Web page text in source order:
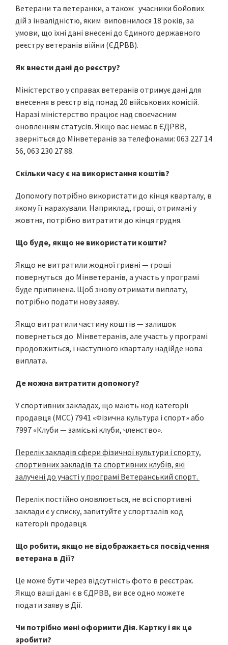
Ветерани та ветеранки, а також учасники бойових
дій з інвалідністю, яким виповнилося 18 років, за
умови, що їхні дані внесені до Єдиного державного
реєстру ветеранів війни (ЄДРВВ).
Як внести дані до реєстру?
Міністерство у справах ветеранів отримує дані для
внесення в реєстр від понад 20 військових комісій.
Наразі міністерство працює над своєчасним
оновленням статусів. Якщо вас немає в ЄДРВВ,
зверніться до Мінветеранів за телефонами: 063 227 14
56, 063 230 27 88.
Скільки часу є на використання коштів?
Допомогу потрібно використати до кінця кварталу, в
якому її нарахували. Наприклад, гроші, отримані у
жовтня, потрібно витратити до кінця грудня.
Що буде, якщо не використати кошти?
Якщо не витратили жодної гривні — гроші
повернуться до Мінветеранів, а участь у програмі
буде припинена. Щоб знову отримати виплату,
потрібно подати нову заяву.
Якщо витратили частину коштів — залишок
повернеться до Мінветеранів, але участь у програмі
продовжиться, і наступного кварталу надійде нова
виплата.
Де можна витратити допомогу?
У спортивних закладах, що мають код категорії
продавця (МСС) 7941 «Фізична культура і спорт» або
7997 «Клуби — заміські клуби, членство».
Перелік закладів сфери фізичної культури і спорту,
спортивних закладів та спортивних клубів, які
залучені до участі у програмі Ветеранський спорт.
Перелік постійно оновлюється, не всі спортивні
заклади є у списку, запитуйте у спортзалів код
категорії продавця.
Що робити, якщо не відображається посвідчення
ветерана в Дії?
Це може бути через відсутність фото в реєстрах.
Якщо ваші дані є в ЄДРВВ, ви все одно можете
подати заяву в Дії.
Чи потрібно мені оформити Дія. Картку і як це
зробити?